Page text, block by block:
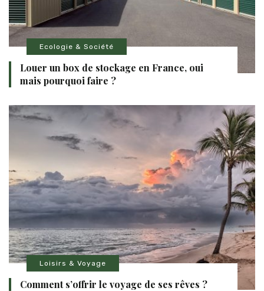
Ecologie & Société
Louer un box de stockage en France, oui
mais pourquoi faire ?
Loisirs & Voyage
Comment s’offrir le voyage de ses rêves ?